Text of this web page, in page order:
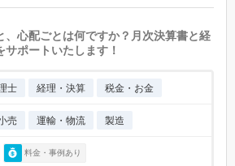
、心配ごとは何ですか？月次決算書と経
ポートいたします！
士 経理・決算 税金・お金
売 運輸・物流 製造
料金・事例あり